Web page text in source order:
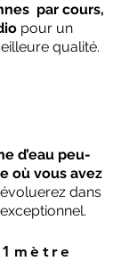
par cours,
pour un
qualité.
d’eau peu-
où vous avez
dans